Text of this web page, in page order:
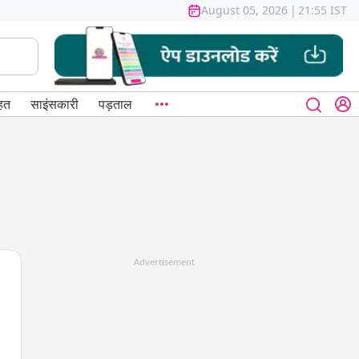
August 05, 2026 | 21:55 IST
साइंसकारी पड़ताल
Advertisement